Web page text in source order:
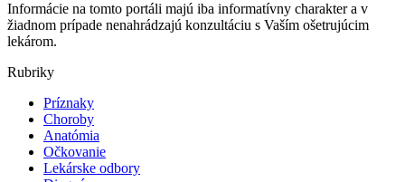
Informácie na tomto portáli majú iba informatívny charakter a v
žiadnom prípade nenahrádzajú konzultáciu s Vaším ošetrujúcim
lekárom.
Rubriky
Príznaky
Choroby
Anatómia
Očkovanie
Lekárske odbory